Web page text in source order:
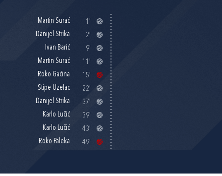
Martin Surać
1'
Danijel Strika
2'
Ivan Barić
9'
Martin Surać
11'
Roko Gaćina
15'
Stipe Uzelac
22'
Danijel Strika
37'
Karlo Lučić
39'
Karlo Lučić
43'
Roko Paleka
49'